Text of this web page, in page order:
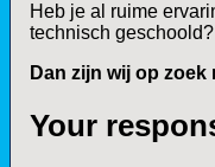
Heb je al ruime
technisch geschoold?
Dan zijn wij op zoek
Your